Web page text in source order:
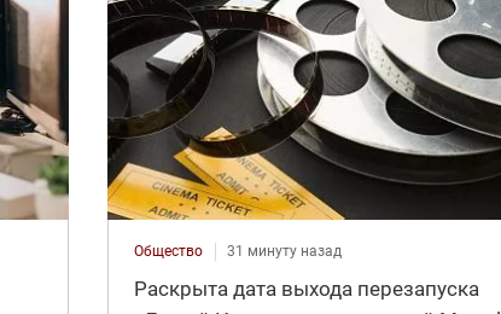
Общество 31 минуту назад
Раскрыта дата выхода перезапуска